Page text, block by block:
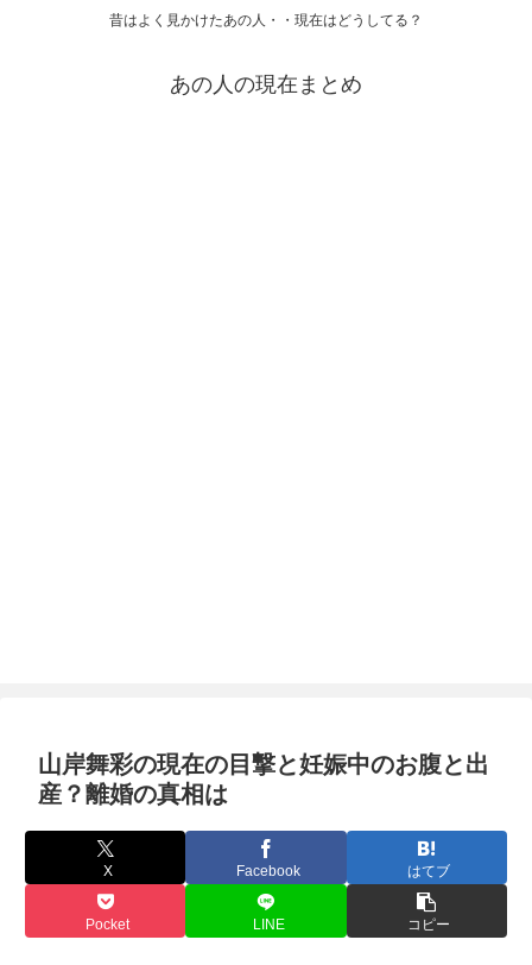
昔はよく見かけたあの人・・現在はどうしてる？
あの人の現在まとめ
山岸舞彩の現在の目撃と妊娠中のお腹と出
産？離婚の真相は
X Facebook はてブ
Pocket LINE コピー